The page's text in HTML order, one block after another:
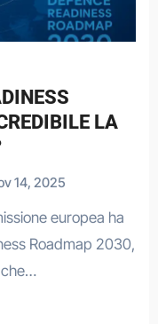
LA
14, 2025
europea ha
Roadmap 2030,
che…